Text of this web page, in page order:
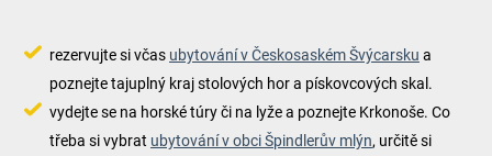
rezervujte si včas ubytování v Českosaském Švýcarsku a
poznejte tajuplný kraj stolových hor a pískovcových skal.
vydejte se na horské túry či na lyže a poznejte Krkonoše. Co
třeba si vybrat ubytování v obci Špindlerův mlýn, určitě si